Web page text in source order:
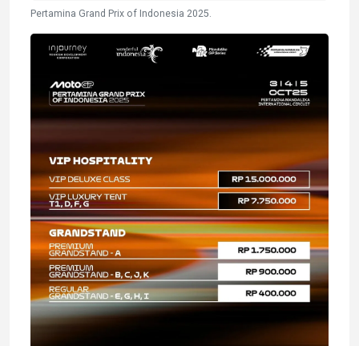
Pertamina Grand Prix of Indonesia 2025.